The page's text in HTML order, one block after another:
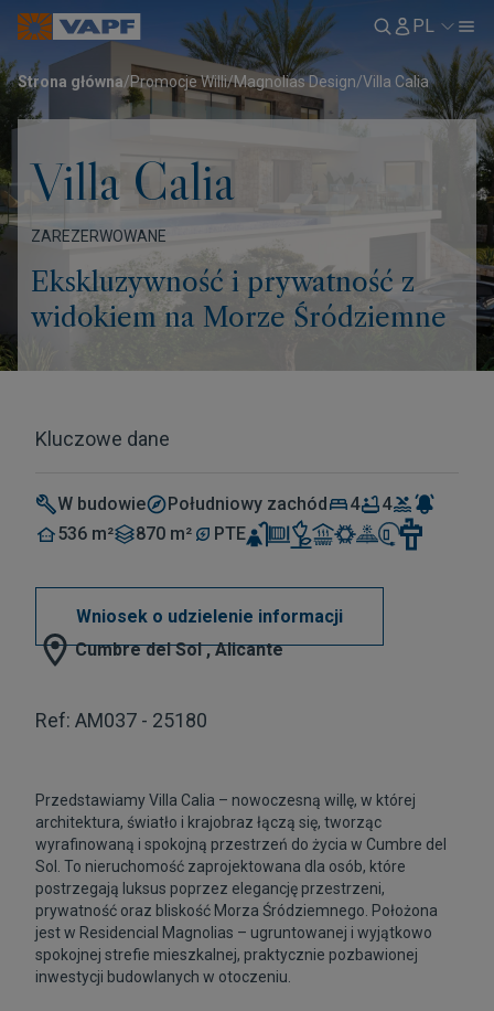
PL
Strona główna/Promocje Willi/Magnolias Design/Villa Calia
Villa Calia
ZAREZERWOWANE
Ekskluzywność i prywatność z
widokiem na Morze Śródziemne
Kluczowe dane
W budowie Południowy zachód 4
4
536 m²
870 m² PTE
Wniosek o udzielenie informacji
Cumbre del Sol , Alicante
Ref: AM037 - 25180
Przedstawiamy Villa Calia – nowoczesną willę, w której
architektura, światło i krajobraz łączą się, tworząc
wyrafinowaną i spokojną przestrzeń do życia w Cumbre del
Sol. To nieruchomość zaprojektowana dla osób, które
postrzegają luksus poprzez elegancję przestrzeni,
prywatność oraz bliskość Morza Śródziemnego. Położona
jest w Residencial Magnolias – ugruntowanej i wyjątkowo
spokojnej strefie mieszkalnej, praktycznie pozbawionej
inwestycji budowlanych w otoczeniu.